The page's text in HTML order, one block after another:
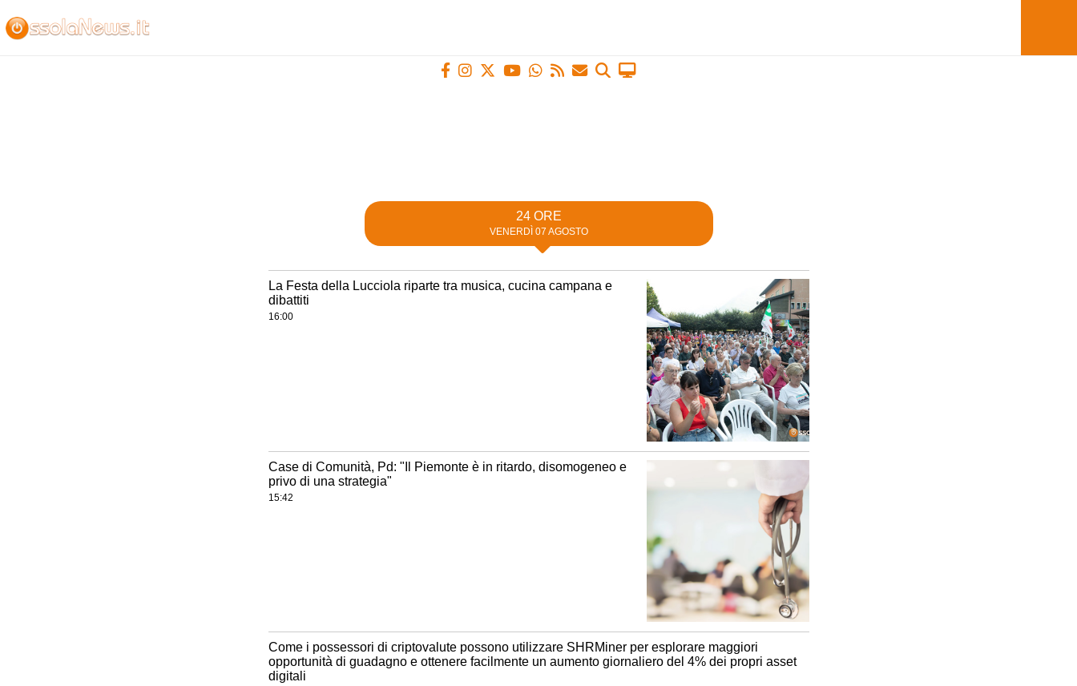
24 ORE
VENERDÌ 07 AGOSTO
La Festa della Lucciola riparte tra musica, cucina campana e
dibattiti
16:00
Case di Comunità, Pd: "Il Piemonte è in ritardo, disomogeneo e
privo di una strategia"
15:42
Come i possessori di criptovalute possono utilizzare SHRMiner per esplorare maggiori
opportunità di guadagno e ottenere facilmente un aumento giornaliero del 4% dei propri asset
digitali